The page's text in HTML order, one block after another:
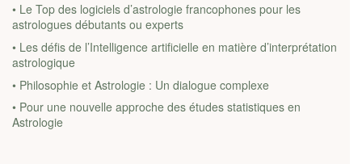
• Le Top des logiciels d’astrologie francophones pour les
astrologues débutants ou experts
• Les défis de l’Intelligence artificielle en matière d’interprétation
astrologique
• Philosophie et Astrologie : Un dialogue complexe
• Pour une nouvelle approche des études statistiques en
Astrologie